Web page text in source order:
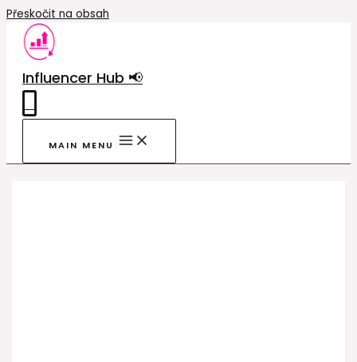
Přeskočit na obsah
Influencer Hub 📢
MAIN MENU